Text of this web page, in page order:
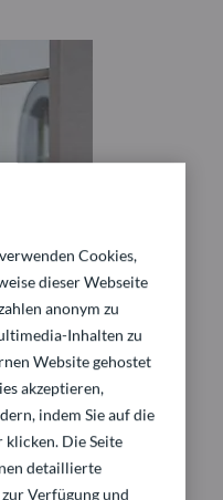
Cookies,
dieser Webseite
anonym zu
Inhalten zu
Website gehostet
akzeptieren,
indem Sie auf die
klicken. Die Seite
detaillierte
Verfügung und